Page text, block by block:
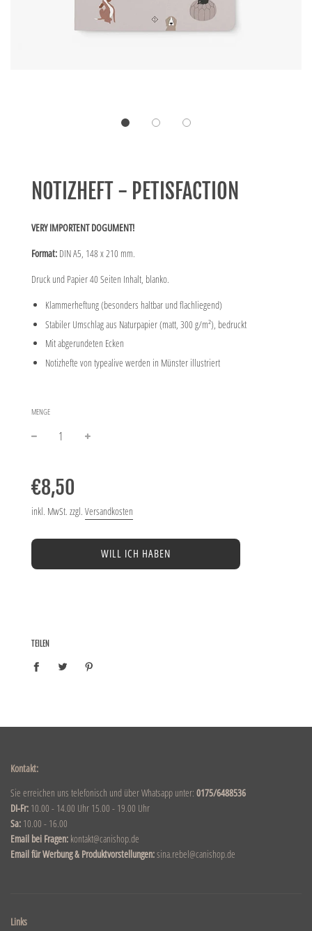
NOTIZHEFT - PETISFACTION
VERY IMPORTENT DOGUMENT!
Format: DIN A5, 148 x 210 mm.
Druck und Papier 40 Seiten Inhalt, blanko.
Klammerheftung (besonders haltbar und flachliegend)
Stabiler Umschlag aus Naturpapier (matt, 300 g/m²), bedruckt
Mit abgerundeten Ecken
Notizhefte von typealive werden in Münster illustriert
MENGE
Preis
€8,50
inkl. MwSt. zzgl. Versandkosten
WILL ICH HABEN
TEILEN
Kontakt:
Sie erreichen uns telefonisch und über Whatsapp unter: 0175/6488536
DI-Fr: 10.00 - 14.00 Uhr 15.00 - 19.00 Uhr
Sa: 10.00 - 16.00
Email bei Fragen: kontakt@canishop.de
Email für Werbung & Produktvorstellungen:sina.rebel@canishop.de
Links